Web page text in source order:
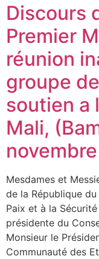
Discours
Premier
réunion
groupe
soutien a
Mali,
Mesdames et
de la République
Paix et à la
présidente du
Monsieur le
Communauté des